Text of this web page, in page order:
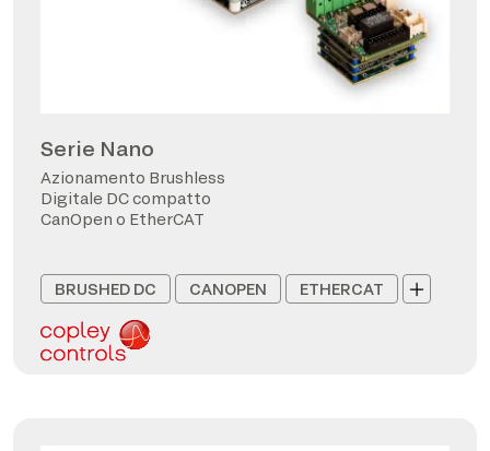
Serie Nano
Azionamento Brushless
Digitale DC compatto
CanOpen o EtherCAT
BRUSHED DC CANOPEN ETHERCAT